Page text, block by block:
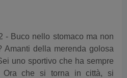
- Buco nello stomaco ma non
Amanti della merenda golosa
uno sportivo che ha sempre
Ora che si torna in città, si